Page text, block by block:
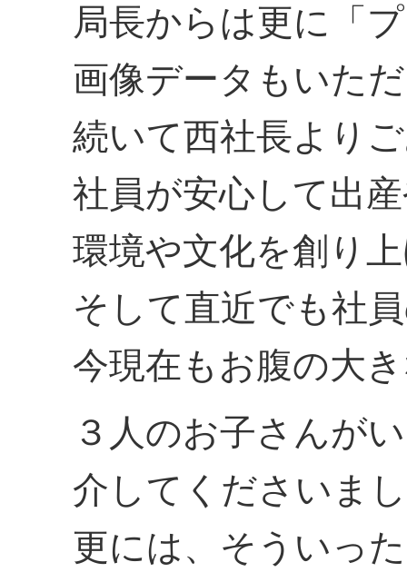
局長からは更に「
画像データもいた
続いて西社長より
社員が安心して出
環境や文化を創り
そして直近でも社
今現在もお腹の大
３人のお子さんが
介してくださいま
更には、そういっ